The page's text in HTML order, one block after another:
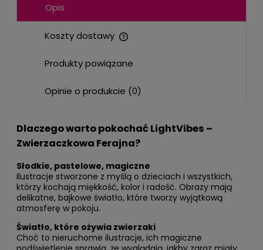
Opis
Koszty dostawy
Cena nie zawiera ewentualnych kosztów płatności
Produkty powiązane
Opinie o produkcie (0)
Dlaczego warto pokochać LightVibes –
Zwierzaczkowa Ferajna?
Słodkie, pastelowe, magiczne
Ilustracje stworzone z myślą o dzieciach i wszystkich,
którzy kochają miękkość, kolor i radość. Obrazy mają
delikatne, bajkowe światło, które tworzy wyjątkową
atmosferę w pokoju.
Światło, które ożywia zwierzaki
Choć to nieruchome ilustracje, ich magiczne